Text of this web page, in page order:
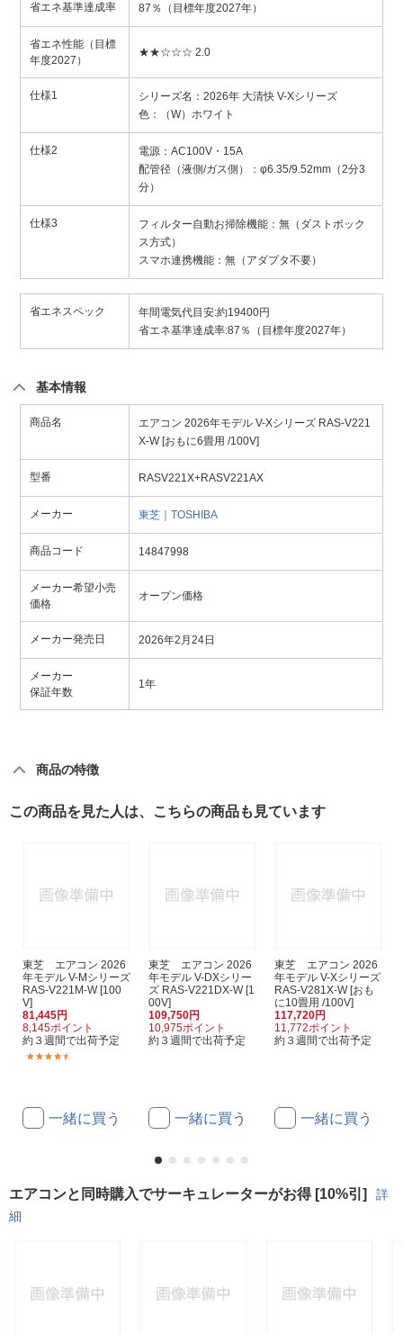
省エネ基準達成率 87％（目標年度2027年）
省エネ性能（目標
年度2027）
★★☆☆☆ 2.0
仕様1
シリーズ名：2026年 大清快 V-Xシリーズ
色：（W）ホワイト
仕様2
電源：AC100V・15A
配管径（液側/ガス側）：φ6.35/9.52mm（2分3
分）
仕様3
フィルター自動お掃除機能：無（ダストボック
ス方式）
スマホ連携機能：無（アダプタ不要）
省エネスペック
年間電気代目安:約19400円
省エネ基準達成率:87％（目標年度2027年）
基本情報
商品名
エアコン 2026年モデル V-Xシリーズ RAS-V221
X-W [おもに6畳用 /100V]
型番 RASV221X+RASV221AX
メーカー 東芝｜TOSHIBA
商品コード 14847998
メーカー希望小売
価格
オープン価格
メーカー発売日 2026年2月24日
メーカー
保証年数
1年
商品の特徴
この商品を見た人は、こちらの商品も見ています
東芝 エアコン 2026
年モデル V-Mシリーズ
RAS-V221M-W [100
V]
81,445円
8,145ポイント
約３週間で出荷予定
一緒に買う
東芝 エアコン 2026
年モデル V-DXシリー
ズ RAS-V221DX-W [1
00V]
109,750円
10,975ポイント
約３週間で出荷予定
一緒に買う
東芝 エアコン 2026
年モデル V-Xシリーズ
RAS-V281X-W [おも
に10畳用 /100V]
117,720円
11,772ポイント
約３週間で出荷予定
一緒に買う
エアコンと同時購入でサーキュレーターがお得 [10%引]
詳
細